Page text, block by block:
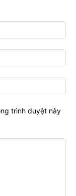
trình duyệt này